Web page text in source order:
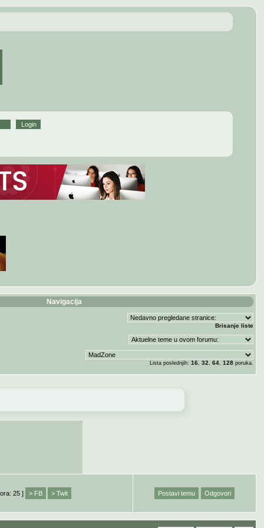
Navigacija
Brisanje liste
Lista poslednjih: 16, 32 64, 128poruka.
25 ] > FB > Twit Postavi temu Odgovori